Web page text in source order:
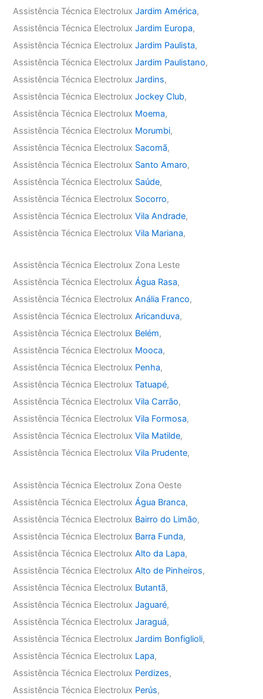
Assistência Técnica ElectroluxJardim América,
Assistência Técnica ElectroluxJardim Europa,
Assistência Técnica ElectroluxJardim Paulista,
Assistência Técnica ElectroluxJardim Paulistano,
Assistência Técnica ElectroluxJardins,
Assistência Técnica ElectroluxJockey Club,
Assistência Técnica Electrolux Moema,
Assistência Técnica Electrolux Morumbi,
Assistência Técnica Electrolux Sacomã,
Assistência Técnica Electrolux Santo Amaro,
Assistência Técnica Electrolux Saúde,
Assistência Técnica Electrolux Socorro,
Assistência Técnica ElectroluxVila Andrade,
Assistência Técnica ElectroluxVila Mariana,
Assistência Técnica Electrolux Zona Leste
Assistência Técnica ElectroluxÁgua Rasa,
Assistência Técnica ElectroluxAnália Franco,
Assistência Técnica ElectroluxAricanduva,
Assistência Técnica Electrolux Belém,
Assistência Técnica Electrolux Mooca,
Assistência Técnica Electrolux Penha,
Assistência Técnica ElectroluxTatuapé,
Assistência Técnica ElectroluxVila Carrão,
Assistência Técnica ElectroluxVila Formosa,
Assistência Técnica ElectroluxVila Matilde,
Assistência Técnica ElectroluxVila Prudente,
Assistência Técnica Electrolux Zona Oeste
Assistência Técnica ElectroluxÁgua Branca,
Assistência Técnica Electrolux Bairro do Limão,
Assistência Técnica Electrolux Barra Funda,
Assistência Técnica ElectroluxAlto da Lapa,
Assistência Técnica ElectroluxAlto de Pinheiros,
Assistência Técnica Electrolux Butantã,
Assistência Técnica ElectroluxJaguaré,
Assistência Técnica ElectroluxJaraguá,
Assistência Técnica ElectroluxJardim Bonfiglioli,
Assistência Técnica Electrolux Lapa,
Assistência Técnica Electrolux Perdizes,
Assistência Técnica Electrolux Perús,